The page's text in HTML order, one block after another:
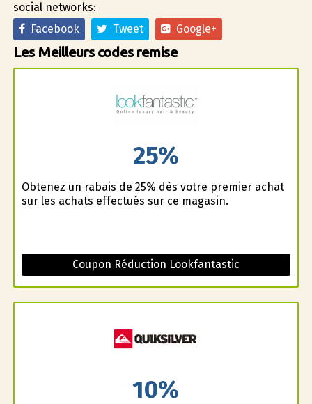
social networks:
Facebook
Tweet Google+
Les Meilleurs codes remise
25%
Obtenez un rabais de 25% dès votre premier achat
sur les achats effectués sur ce magasin.
Coupon Réduction Lookfantastic
10%